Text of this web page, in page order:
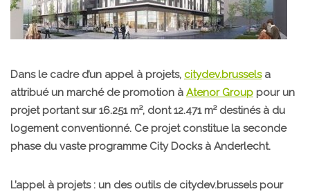
Dans le cadre d’un appel à projets, citydev.brusselsa
attribué un marché de promotion à Atenor Group pour un
projet portant sur 16.251 m², dont 12.471 m² destinés à du
logement conventionné. Ce projet constitue la seconde
phase du vaste programme City Docks à Anderlecht.
L’appel à projets : un des outils de citydev.brussels pour